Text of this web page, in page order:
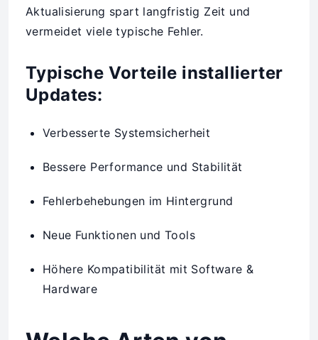
Aktualisierung spart langfristig Zeit und
vermeidet viele typische Fehler.
Typische Vorteile installierter
Updates:
Verbesserte Systemsicherheit
Bessere Performance und Stabilität
Fehlerbehebungen im Hintergrund
Neue Funktionen und Tools
Höhere Kompatibilität mit Software &
Hardware